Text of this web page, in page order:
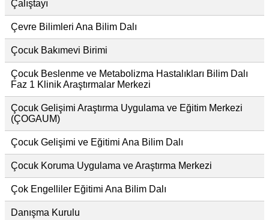
Çalıştayı
Çevre Bilimleri Ana Bilim Dalı
Çocuk Bakımevi Birimi
Çocuk Beslenme ve Metabolizma Hastalıkları Bilim Dalı
Faz 1 Klinik Araştırmalar Merkezi
Çocuk Gelişimi Araştırma Uygulama ve Eğitim Merkezi
(ÇOGAUM)
Çocuk Gelişimi ve Eğitimi Ana Bilim Dalı
Çocuk Koruma Uygulama ve Araştırma Merkezi
Çok Engelliler Eğitimi Ana Bilim Dalı
Danışma Kurulu